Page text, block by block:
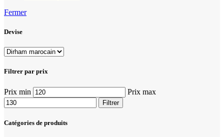
Fermer
Devise
Filtrer par prix
Prix min Prix max
Filtrer
Catégories de produits